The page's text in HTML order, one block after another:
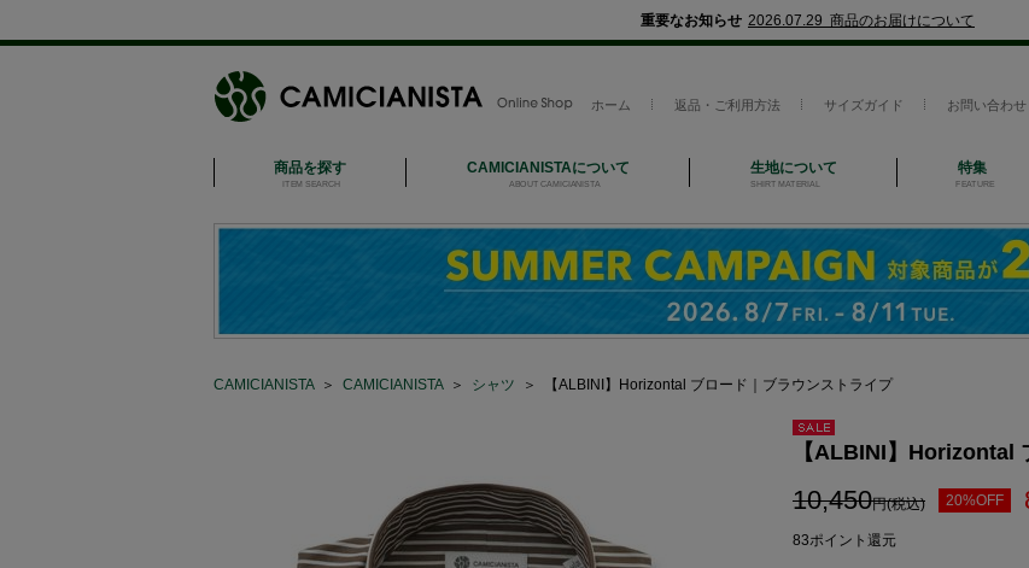
重要なお知らせ 2026.07.29 商品のお届けについて
ホーム 返品・ご利用方法 サイズガイド お問い合わせ
商品を探す
ITEM SEARCH
CAMICIANISTAについて
ABOUT CAMICIANISTA
生地について
SHIRT MATERIAL
特集
FEATURE
CAMICIANISTA＞ CAMICIANISTA＞ シャツ ＞ 【ALBINI】Horizontal ブロード｜ブラウンストライプ
セール
【ALBINI】Horizontal
10,450円(税込) 20%OFF
83ポイント還元